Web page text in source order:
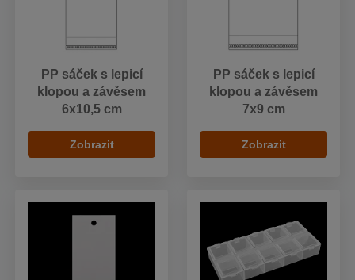
PP sáček s lepicí
klopou a závěsem
6x10,5 cm
Zobrazit
PP sáček s lepicí
klopou a závěsem
7x9 cm
Zobrazit